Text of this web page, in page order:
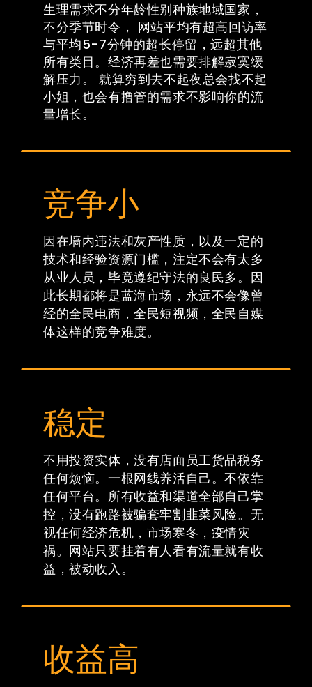
生理需求不分年龄性别种族地域国家，
不分季节时令， 网站平均有超高回访率
与平均5-7分钟的超长停留，远超其他
所有类目。经济再差也需要排解寂寞缓
解压力。 就算穷到去不起夜总会找不起
小姐，也会有撸管的需求不影响你的流
量增长。
竞争小
因在墙内违法和灰产性质，以及一定的
技术和经验资源门槛，注定不会有太多
从业人员，毕竟遵纪守法的良民多。因
此长期都将是蓝海市场，永远不会像曾
经的全民电商，全民短视频，全民自媒
体这样的竞争难度。
稳定
不用投资实体，没有店面员工货品税务
任何烦恼。一根网线养活自己。不依靠
任何平台。所有收益和渠道全部自己掌
控，没有跑路被骗套牢割韭菜风险。无
视任何经济危机，市场寒冬，疫情灾
祸。网站只要挂着有人看有流量就有收
益，被动收入。
收益高